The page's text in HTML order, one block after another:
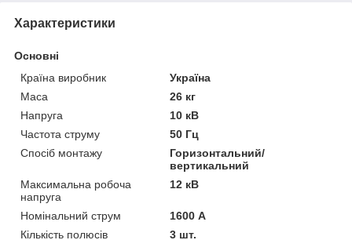
Характеристики
Основні
Країна виробник
Україна
Маса
26 кг
Напруга
10 кВ
Частота струму
50 Гц
Спосіб монтажу
Горизонтальний/
вертикальний
Максимальна робоча
напруга
12 кВ
Номінальний струм
1600 А
Кількість полюсів
3 шт.